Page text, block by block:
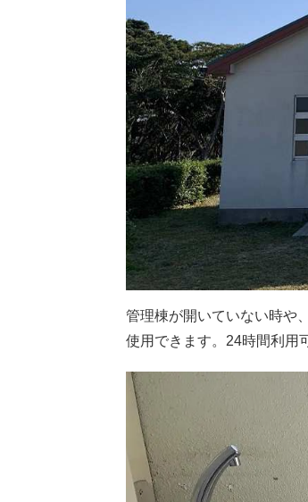
管理棟が開いていない時や
使用できます。24時間利用